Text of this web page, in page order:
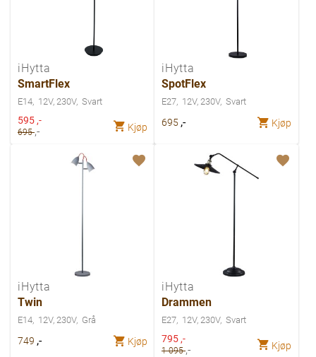
iHytta
SmartFlex
E14 12V, 230V Svart
Spesialpris
595 ,-
695,- Kjøp
iHytta
SpotFlex
E27 12V, 230V Svart
695 ,- Kjøp
iHytta
Twin
E14 12V, 230V Grå
749 ,- Kjøp
iHytta
Drammen
E27 12V, 230V Svart
Spesialpris
795 ,-
1 095,- Kjøp